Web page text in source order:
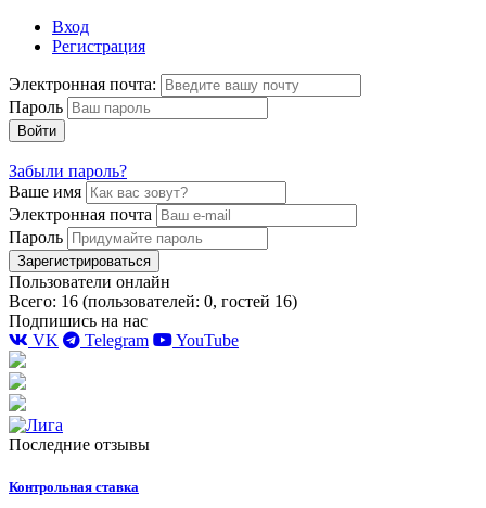
Вход
Регистрация
Электронная почта:
Пароль
Войти
Забыли пароль?
Ваше имя
Электронная почта
Пароль
Зарегистрироваться
Пользователи онлайн
Всего: 16 (пользователей: 0, гостей 16)
Подпишись на нас
VK
Telegram YouTube
Последние отзывы
Контрольная ставка